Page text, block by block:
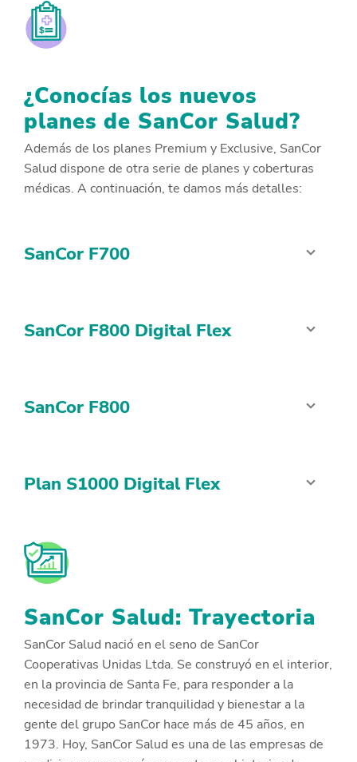
¿Conocías los nuevos
planes de SanCor Salud?
Además de los planes Premium y Exclusive, SanCor
Salud dispone de otra serie de planes y coberturas
médicas. A continuación, te damos más detalles:
SanCor F700
SanCor F800 Digital Flex
SanCor F800
Plan S1000 Digital Flex
SanCor Salud: Trayectoria
SanCor Salud nació en el seno de SanCor
Cooperativas Unidas Ltda. Se construyó en el interior,
en la provincia de Santa Fe, para responder a la
necesidad de brindar tranquilidad y bienestar a la
gente del grupo SanCor hace más de 45 años, en
1973. Hoy, SanCor Salud es una de las empresas de